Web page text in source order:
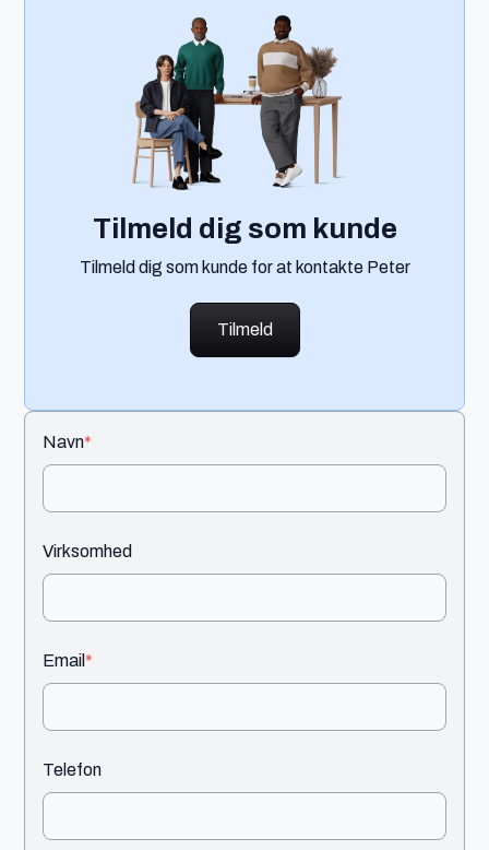
Tilmeld dig som kunde
Tilmeld dig som kunde for at kontakte Peter
Tilmeld
Navn*
Virksomhed
Email*
Telefon